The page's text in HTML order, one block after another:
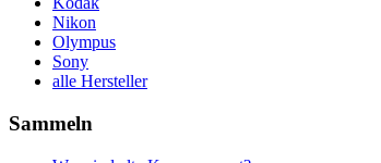
Nikon
Olympus
Sony
alle Hersteller
Sammeln